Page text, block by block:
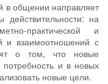
в общении направляет
на
практической и
и взаимоотношений с
о том, что новые
и в новых
новые цели.